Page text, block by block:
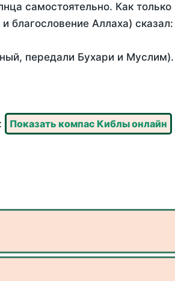
самостоятельно. Как только
благословение Аллаха) сказал:
передали Бухари и Муслим).
Показать компас Киблы онлайн